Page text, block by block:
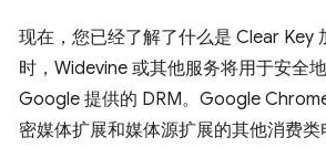
现在，您已经了解了什么是 Clear Key
时，Widevine 或其他服务将用于安全
Google 提供的 DRM。Google
密媒体扩展和媒体源扩展的其他消费